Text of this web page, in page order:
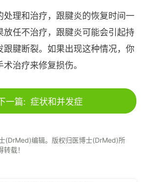
处理和治疗，跟腱炎的恢复时间一
放任不治疗，跟腱炎可能会引起持
跟腱断裂。如果出现这种情况，你
治疗来修复损伤。
一篇: 症状和并发症
(DrMed)编辑。版权归医博士(DrMed)所
载！